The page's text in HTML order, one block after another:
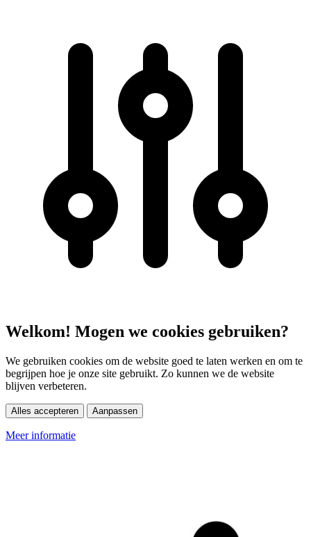
Welkom! Mogen we cookies gebruiken?
We gebruiken cookies om de website goed te laten werken en om te
begrijpen hoe je onze site gebruikt. Zo kunnen we de website
blijven verbeteren.
Alles accepteren Aanpassen
Meer informatie